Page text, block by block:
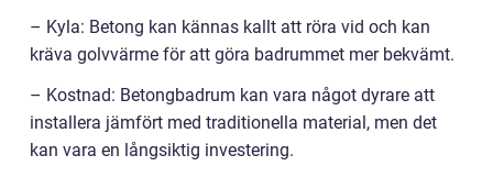
– Kyla: Betong kan kännas kallt att röra vid och kan
kräva golvvärme för att göra badrummet mer bekvämt.
– Kostnad: Betongbadrum kan vara något dyrare att
installera jämfört med traditionella material, men det
kan vara en långsiktig investering.